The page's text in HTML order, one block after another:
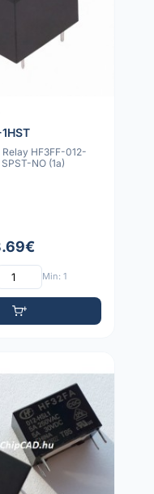
HF3FF-012-
NO (1a)
Min: 1